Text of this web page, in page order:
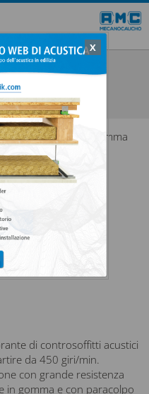
X
2
AKUSTIK
Gamma
di controsoffitti acustici
da 450 giri/min.
con grande resistenza
in gomma e con paracolpo